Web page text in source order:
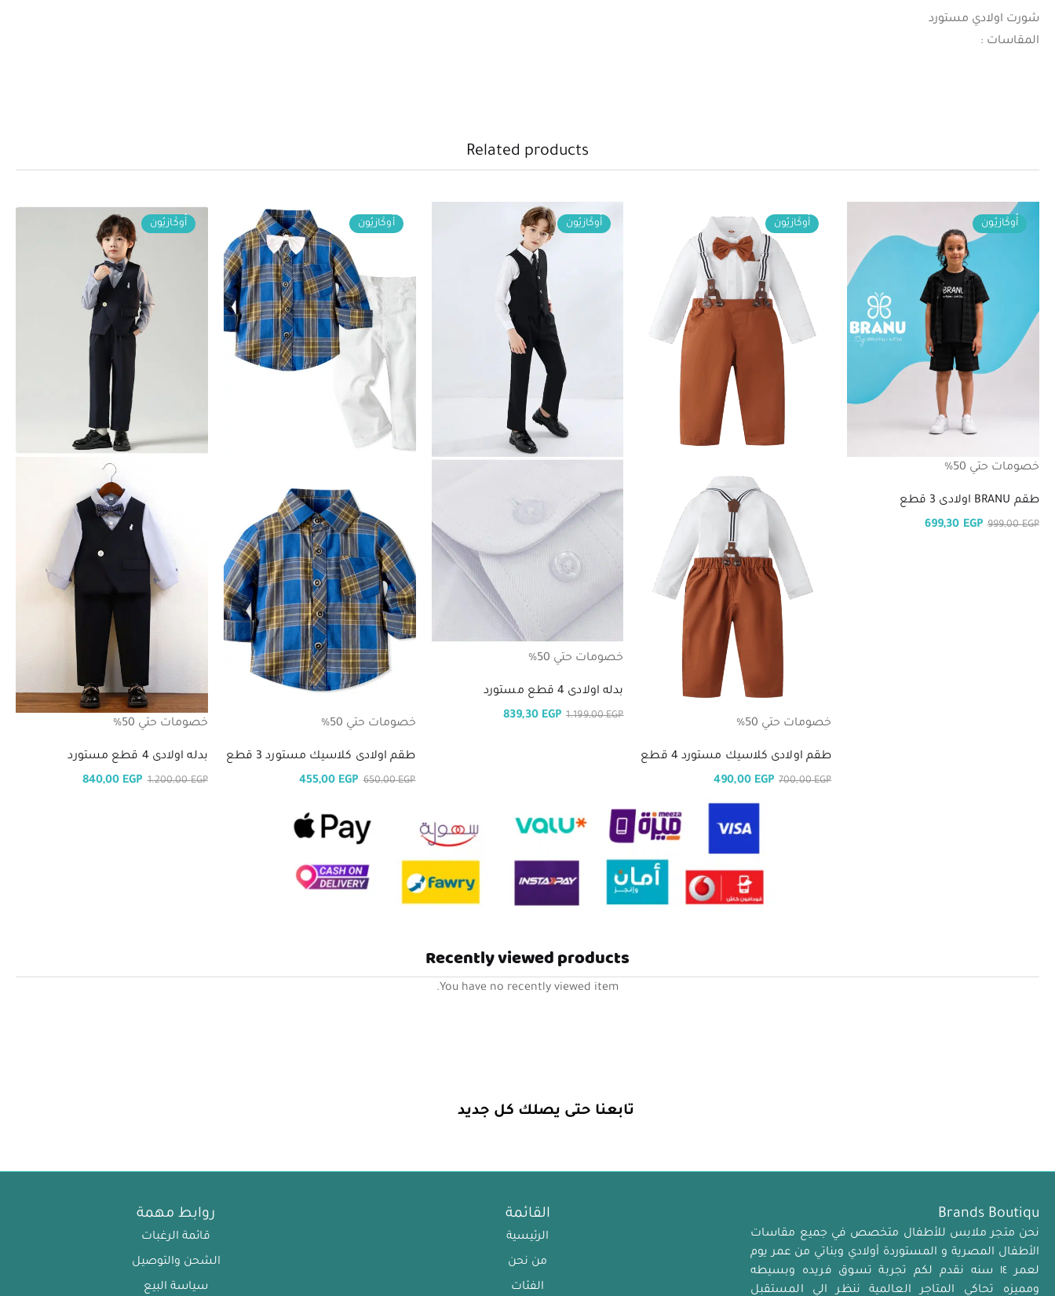
شورت اولادي مستورد
المقاسات :
Related products
أُوكَازيُون
خصومات حتي 50%
طقم BRANU اولادى 3 قطع
999,00EGP
699,30 EGP
أُوكَازيُون
خصومات حتي 50%
طقم اولادى كلاسيك مستورد 4 قطع
700,00EGP
490,00 EGP
أُوكَازيُون
خصومات حتي 50%
بدله اولادى 4 قطع مستورد
1.199,00EGP
839,30 EGP
أُوكَازيُون
خصومات حتي 50%
طقم اولادى كلاسيك مستورد 3 قطع
650,00EGP
455,00 EGP
أُوكَازيُون
خصومات حتي 50%
بدله اولادى 4 قطع مستورد
1.200,00EGP
840,00 EGP
Recently viewed products
You have no recently viewed item.
تابعنا حتى يصلك كل جديد
Brands Boutiqu
نحن متجر ملابس للأطفال متخصص في جميع مقاسات
الأطفال المصرية و المستوردة أولادي وبناتي من عمر يوم
لعمر ١٤ سنه نقدم لكم تجربة تسوق فريده وبسيطه
ومميزه تحاكي المتاجر العالمية ننظر الي المستقبل
القائمة
الرئيسية
من نحن
الفئات
روابط مهمة
قائمة الرغبات
الشحن والتوصيل
سياسة البيع